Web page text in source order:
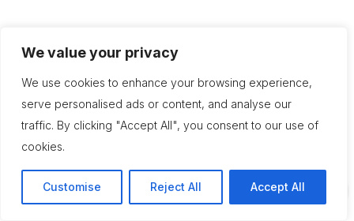
We value your privacy
We use cookies to enhance your browsing experience,
serve personalised ads or content, and analyse our
traffic. By clicking "Accept All", you consent to our use of
cookies.
Customise Reject All Accept All